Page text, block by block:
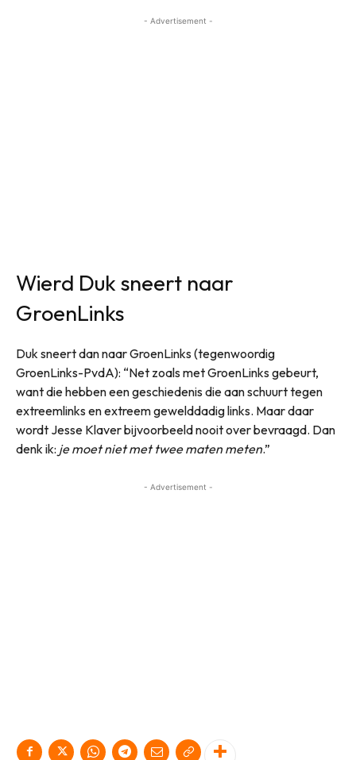
- Advertisement -
Wierd Duk sneert naar
GroenLinks
Duk sneert dan naar GroenLinks (tegenwoordig
GroenLinks-PvdA): “Net zoals met GroenLinks gebeurt,
want die hebben een geschiedenis die aan schuurt tegen
extreemlinks en extreem gewelddadig links. Maar daar
wordt Jesse Klaver bijvoorbeeld nooit over bevraagd. Dan
denk ik: je moet niet met twee maten meten.”
- Advertisement -